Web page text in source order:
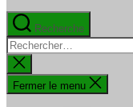
Recherche
Rechercher :
Fermer
la
recherche
Fermer le menu